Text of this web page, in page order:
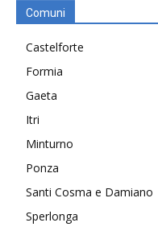
Comuni
Castelforte
Formia
Gaeta
Itri
Minturno
Ponza
Santi Cosma e Damiano
Sperlonga